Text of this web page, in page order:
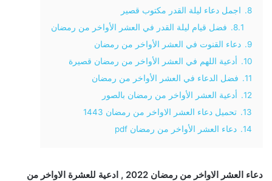
8.
اجمل دعاء ليلة القدر مكتوب قصير
8.1.
فضل قيام ليلة القدر في العشر الأواخر من رمضان
9.
دعاء القنوت في العشر الأواخر من رمضان
10.
أدعية اللهم في العشر الأواخر من رمضان قصيرة
11.
فضل الدعاء في العشر الأواخر من رمضان
12.
أدعية العشر الأواخر من رمضان بالصور
13.
تحميل دعاء العشر الاواخر من رمضان 1443
14.
دعاء العشر الأواخر من رمضان pdf
دعاء العشر الاواخر من رمضان 2022 , ادعية للعشرة الاواخر من